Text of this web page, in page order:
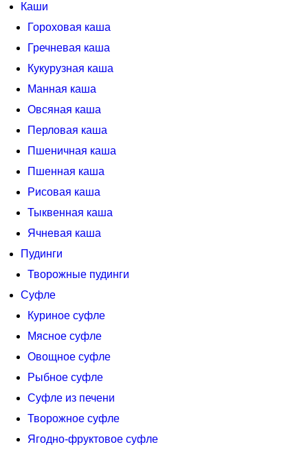
Каши
Гороховая каша
Гречневая каша
Кукурузная каша
Манная каша
Овсяная каша
Перловая каша
Пшеничная каша
Пшенная каша
Рисовая каша
Тыквенная каша
Ячневая каша
Пудинги
Творожные пудинги
Суфле
Куриное суфле
Мясное суфле
Овощное суфле
Рыбное суфле
Суфле из печени
Творожное суфле
Ягодно-фруктовое суфле